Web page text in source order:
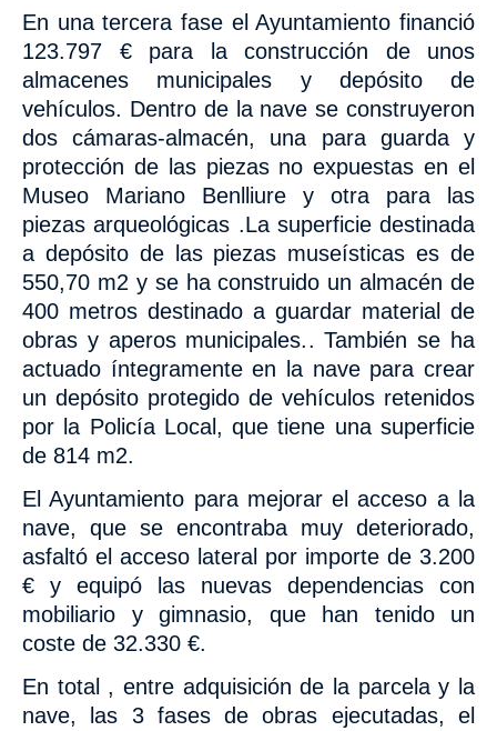
En una tercera fase el Ayuntamiento financió
123.797 € para la construcción de unos
almacenes municipales y
depósito de
vehículos. Dentro de la nave se construyeron
dos cámaras-almacén, una para guarda y
protección de las piezas no expuestas en el
Museo Mariano Benlliure y otra para las
piezas arqueológicas .La superficie destinada
a depósito de las piezas museísticas es de
550,70 m2 y se ha construido un almacén de
400 metros destinado a guardar material de
obras y aperos municipales.. También se ha
actuado íntegramente en la nave para crear
un depósito protegido de vehículos retenidos
por la Policía Local, que tiene una superficie
de 814 m2.
El Ayuntamiento para mejorar el acceso a la
nave, que se encontraba muy deteriorado,
asfaltó el acceso lateral por importe de 3.200
€ y equipó las nuevas dependencias con
mobiliario y gimnasio, que han tenido un
coste de 32.330 €.
En total , entre adquisición de la parcela y la
nave, las 3 fases de obras ejecutadas, el